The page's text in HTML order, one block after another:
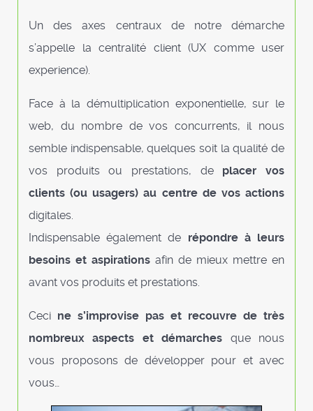
Un des axes centraux de notre démarche
s’appelle la centralité client (UX comme user
experience).
Face à la démultiplication exponentielle, sur le
web, du nombre de vos concurrents, il nous
semble indispensable, quelques soit la qualité de
vos produits ou prestations, de placer vos
clients (ou usagers) au centre de vos actions
digitales.
Indispensable également de répondre à leurs
besoins et aspirations afin de mieux mettre en
avant vos produits et prestations.
Ceci ne s’improvise pas et recouvre de très
nombreux aspects et démarches que nous
vous proposons de développer pour et avec
vous…